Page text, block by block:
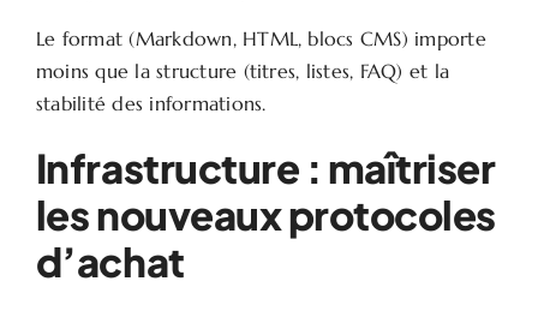
Le format (Markdown, HTML, blocs CMS) importe
moins que la structure (titres, listes, FAQ) et la
stabilité des informations.
Infrastructure : maîtriser
les nouveaux protocoles
d’achat